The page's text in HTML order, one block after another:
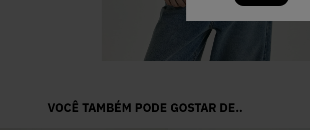
VOCÊ TAMBÉM PODE GOSTAR DE..